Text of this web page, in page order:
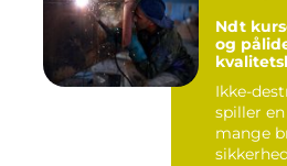
Ndt
og
Ikke-
spiller
mange